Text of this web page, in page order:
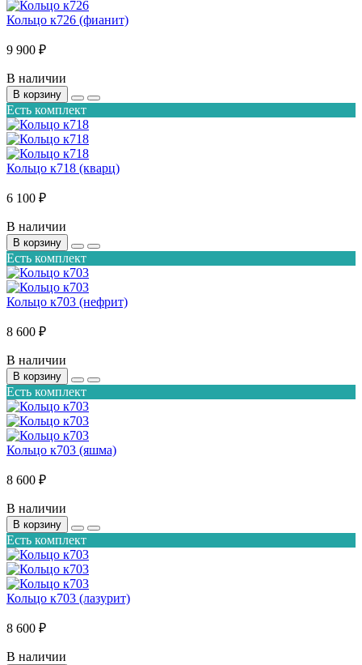
Кольцо к726 (фианит)
9 900 ₽
В наличии
В корзину
Есть комплект
Кольцо к718 (кварц)
6 100 ₽
В наличии
В корзину
Есть комплект
Кольцо к703 (нефрит)
8 600 ₽
В наличии
В корзину
Есть комплект
Кольцо к703 (яшма)
8 600 ₽
В наличии
В корзину
Есть комплект
Кольцо к703 (лазурит)
8 600 ₽
В наличии